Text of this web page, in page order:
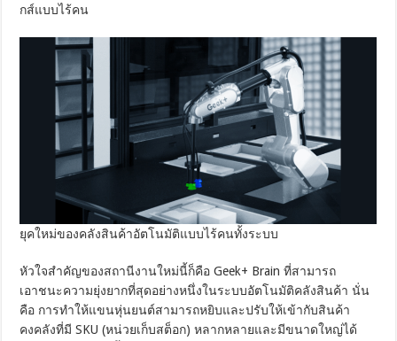
กส์แบบไร้คน
ยุคใหม่ของคลังสินค้าอัตโนมัติแบบไร้คนทั้งระบบ
หัวใจสำคัญของสถานีงานใหม่นี้ก็คือ Geek+ Brain ที่สามารถ
เอาชนะความยุ่งยากที่สุดอย่างหนึ่งในระบบอัตโนมัติคลังสินค้า นั่น
คือ การทำให้แขนหุ่นยนต์สามารถหยิบและปรับให้เข้ากับสินค้า
คงคลังที่มี SKU (หน่วยเก็บสต็อก) หลากหลายและมีขนาดใหญ่ได้